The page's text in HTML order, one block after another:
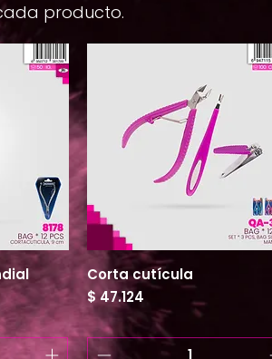
producto.
Vista rápida
Corta cutícula
Precio
$ 47.124